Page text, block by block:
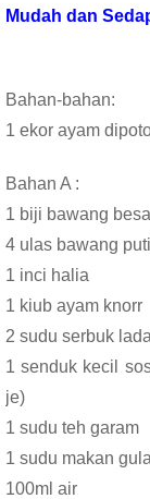
Mudah dan
Bahan-bahan:
1 ekor ayam
Bahan A :
1 biji bawang
4 ulas bawang
1 inci halia
1 kiub ayam knorr
2 sudu serbuk
1 senduk kecil
je)
1 sudu teh garam
1 sudu makan gula
100ml air